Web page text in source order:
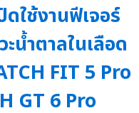
ใช้งานฟีเจอร์
น้ำตาลในเลือด
FIT 5 Pro
GT 6 Pro